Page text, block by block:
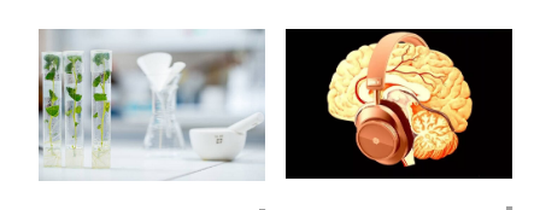
12 Ordibehesht 1405 - 13:16